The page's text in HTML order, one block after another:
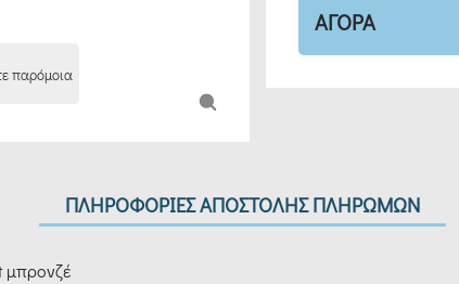
παρόμοια
ΑΓΟΡΑ
ΠΛΗΡΟΦΟΡΙΕΣ ΑΠΟΣΤΟΛΗΣ ΠΛΗΡΩΜΩΝ
μπρονζέ